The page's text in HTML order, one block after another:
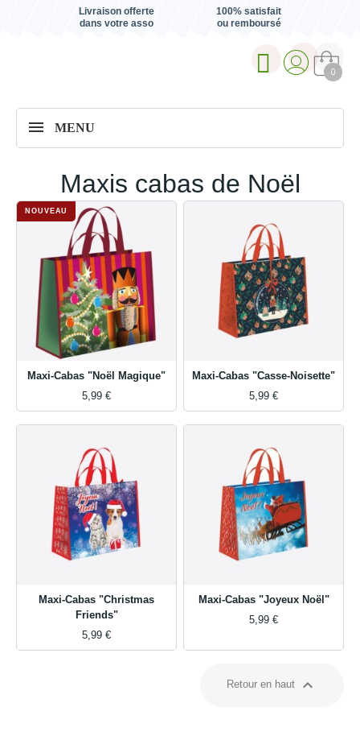
Livraison offerte
dans votre asso
100% satisfait
ou remboursé
0
MENU
Maxis cabas de Noël
Maxi-Cabas "Noël Magique"
5,99 €
NOUVEAU
Maxi-Cabas "Casse-Noisette"
5,99 €
Maxi-Cabas "Christmas
Friends"
5,99 €
Maxi-Cabas "Joyeux Noël"
5,99 €
Retour en haut 